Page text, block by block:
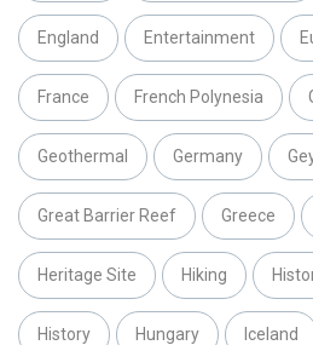
England Entertainment
France French Polynesia
Geothermal Germany
Great Barrier Reef Greece
Heritage Site Hiking
History Hungary Iceland